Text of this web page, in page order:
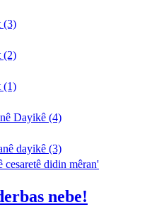
(3)
(2)
(1)
Dayikê (4)
dayikê (3)
didin mêran'
nebe!